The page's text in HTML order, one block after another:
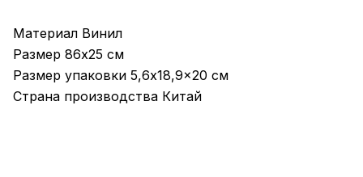
Материал Винил
Размер 86х25 см
Размер упаковки 5,6x18,9x20 см
Страна производства Китай